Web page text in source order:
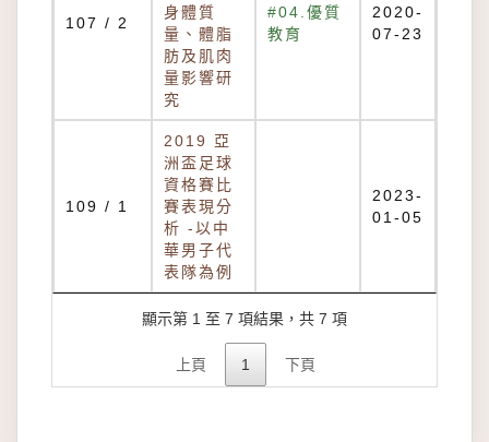
107 / 2
身體質
量、體脂
肪及肌肉
量影響研
究
#04.優質
教育
2020-
07-23
109 / 1
2019 亞
洲盃足球
資格賽比
賽表現分
析 -以中
華男子代
表隊為例
2023-
01-05
顯示第 1 至 7 項結果，共 7 項
上頁 1 下頁